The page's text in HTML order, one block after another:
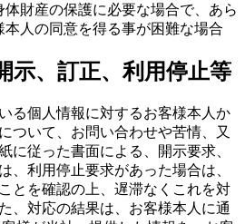
体財産の保護に必要な場合で、あら
本人の同意を得る事が困難な場合
示、訂正、利用停止等
る個人情報に対するお客様本人か
ついて、お問い合わせや苦情、又
に従った書面による、開示要求、
、利用停止要求があった場合は、
とを確認の上、遅滞なくこれを対
、対応の結果は、お客様本人に通